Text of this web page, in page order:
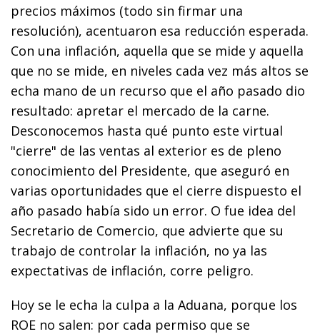
precios máximos (todo sin firmar una
resolución), acentuaron esa reducción esperada.
Con una inflación, aquella que se mide y aquella
que no se mide, en niveles cada vez más altos se
echa mano de un recurso que el año pasado dio
resultado: apretar el mercado de la carne.
Desconocemos hasta qué punto este virtual
"cierre" de las ventas al exterior es de pleno
conocimiento del Presidente, que aseguró en
varias oportunidades que el cierre dispuesto el
año pasado había sido un error. O fue idea del
Secretario de Comercio, que advierte que su
trabajo de controlar la inflación, no ya las
expectativas de inflación, corre peligro.
Hoy se le echa la culpa a la Aduana, porque los
ROE no salen: por cada permiso que se